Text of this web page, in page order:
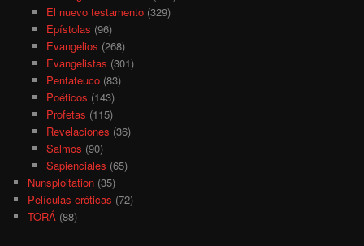
El nuevo testamento(329)
Epístolas (96)
Evangelios (268)
Evangelistas (301)
Pentateuco(83)
Poéticos (143)
Profetas (115)
Revelaciones (36)
Salmos (90)
Sapienciales (65)
Nunsploitation (35)
Películas eróticas (72)
TORÁ (88)